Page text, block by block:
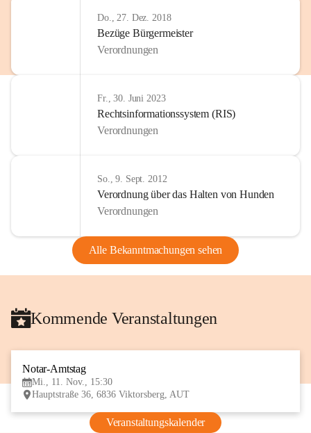
Do., 27. Dez. 2018
Bezüge Bürgermeister
Verordnungen
Fr., 30. Juni 2023
Rechtsinformationssystem (RIS)
Verordnungen
So., 9. Sept. 2012
Verordnung über das Halten von Hunden
Verordnungen
Alle Bekanntmachungen sehen
Kommende Veranstaltungen
Notar-Amtstag
Mi., 11. Nov., 15:30
Hauptstraße 36, 6836 Viktorsberg, AUT
Veranstaltungskalender